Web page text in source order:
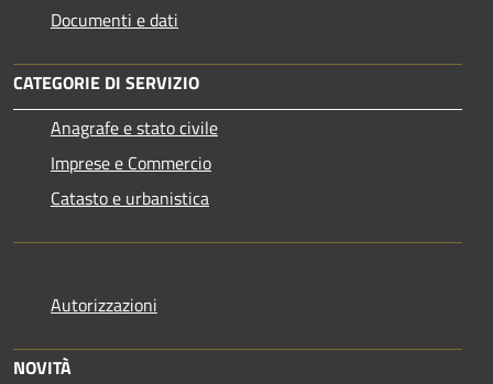
Documenti e dati
CATEGORIE DI SERVIZIO
Anagrafe e stato civile
Imprese e Commercio
Catasto e urbanistica
Autorizzazioni
NOVITÀ